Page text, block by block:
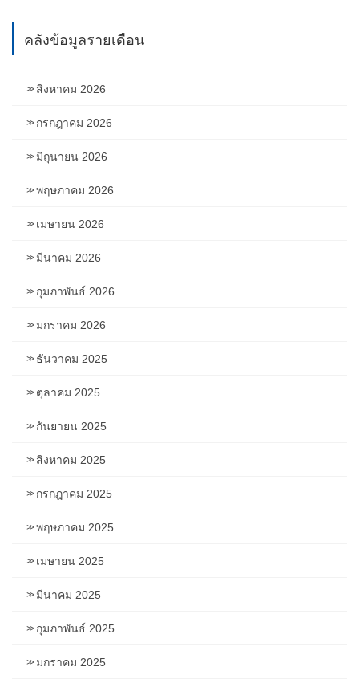
คลังข้อมูลรายเดือน
สิงหาคม 2026
กรกฎาคม 2026
มิถุนายน 2026
พฤษภาคม 2026
เมษายน 2026
มีนาคม 2026
กุมภาพันธ์ 2026
มกราคม 2026
ธันวาคม 2025
ตุลาคม 2025
กันยายน 2025
สิงหาคม 2025
กรกฎาคม 2025
พฤษภาคม 2025
เมษายน 2025
มีนาคม 2025
กุมภาพันธ์ 2025
มกราคม 2025